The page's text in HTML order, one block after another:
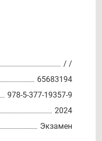
/ /
65683194
978-5-377-19357-9
2024
Экзамен